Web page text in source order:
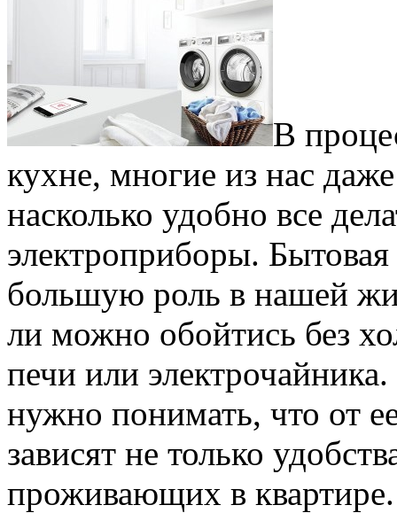
В
кухне, многие из нас
насколько удобно все
электроприборы. Бытовая
большую роль в нашей
ли можно обойтись без
печи или
нужно понимать, что от
зависят не только
проживающих в квартире.